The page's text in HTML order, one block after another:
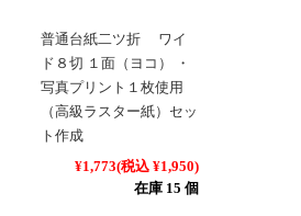
普通台紙二ツ折 ワイ
ド８切 １面（ヨコ） ・
写真プリント１枚使用
（高級ラスター紙）セッ
ト作成
¥1,773(税込 ¥1,950)
在庫 15 個